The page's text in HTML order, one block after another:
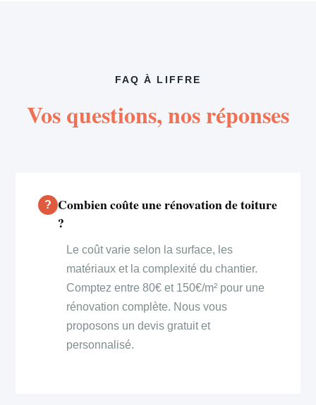
FAQ À LIFFRE
Vos questions, nos réponses
Combien coûte une rénovation de toiture
?
Le coût varie selon la surface, les
matériaux et la complexité du chantier.
Comptez entre 80€ et 150€/m² pour une
rénovation complète. Nous vous
proposons un devis gratuit et
personnalisé.